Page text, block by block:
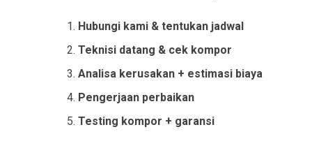
Hubungi kami & tentukan jadwal
Teknisi datang & cek kompor
Analisa kerusakan + estimasi biaya
Pengerjaan perbaikan
Testing kompor + garansi